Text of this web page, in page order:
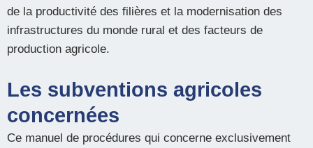
de la productivité des filières et la modernisation des
infrastructures du monde rural et des facteurs de
production agricole.
Les subventions agricoles
concernées
Ce manuel de procédures qui concerne exclusivement